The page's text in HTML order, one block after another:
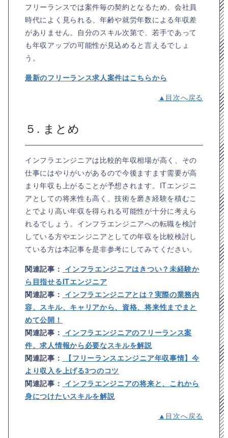
フリーランスでは案件毎の契約となるため、会社員
時代によく見られる、年齢や就労年数による年収差
がありません。自分のスキル次第で、若手であって
も年収アップの可能性が見込めると言えるでしょ
う。
最新のフリーランス求人案件はこちらから
▲目次へ戻る
５. まとめ
インフラエンジニアは比較的年収相場が高く、その
仕事にはやりがいがあるので今後ますます需要が高
まり年収も上がることが予想されます。ITエンジニ
アとしての将来性も高く、技術を磨き経験を積むこ
とでより高い年収を得られる可能性が十分に考えら
れるでしょう。インフラエンジニアへの転職を検討
している方やエンジニアとしての年収を比較検討し
ている方は本記事を是非参考にしてみてください。
関連記事： インフラエンジニアはきつい？未経験か
ら目指せるITエンジニア
関連記事： インフラエンジニアとは？実際の業務内
容、スキル、キャリアから、資格、将来性までまと
めて公開！
関連記事： インフラエンジニアのフリーランス案
件、求人情報から必要なスキルを解説
関連記事：
【フリーランスエンジニア年収事情】今
より収入を上げる3つのコツ
関連記事： インフラエンジニアの将来と、これから
身につけたいスキルを解説
▲目次へ戻る